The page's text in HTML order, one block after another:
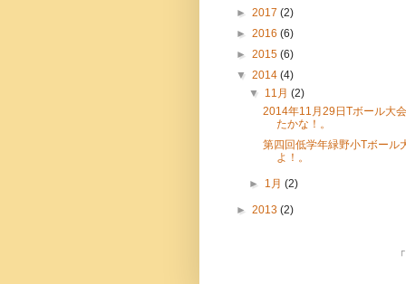
► 2017 (2)
► 2016 (6)
► 2015 (6)
▼ 2014 (4)
▼ 11月(2)
2014年11月29日Tボール大
たかな！。
第四回低学年緑野小Tボール
よ！。
► 1月(2)
► 2013 (2)